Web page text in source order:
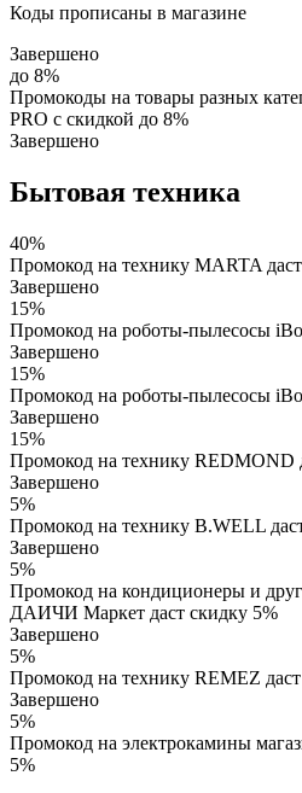
Коды прописаны в магазине
Завершено
до 8%
Промокоды на товары разных
PRO с скидкой до 8%
Завершено
Бытовая техника
40%
Промокод на технику MARTA
Завершено
15%
Промокод на роботы-пылесосы
Завершено
15%
Промокод на роботы-пылесосы
Завершено
15%
Промокод на технику REDMOND
Завершено
5%
Промокод на технику B.WELL
Завершено
5%
Промокод на кондиционеры и
ДАИЧИ Маркет даст скидку 5%
Завершено
5%
Промокод на технику REMEZ
Завершено
5%
Промокод на электрокамины
5%